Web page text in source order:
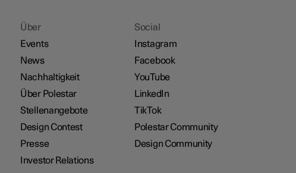
Über
Events
News
Nachhaltigkeit
Über Polestar
Stellenangebote
Design Contest
Presse
Investor Relations
Social
Instagram
Facebook
YouTube
LinkedIn
TikTok
Polestar Community
Design Community